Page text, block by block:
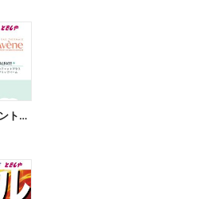
アベンヌリップを予約してポイントゲット!